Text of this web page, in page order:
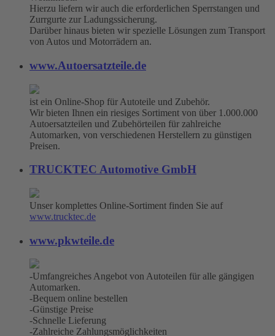
Hierzu liefern wir auch die erforderlichen Sperrstangen und
Zurrgurte zur Ladungssicherung.
Darüber hinaus bieten wir spezielle Lösungen zum Transport
von Autos und Motorrädern an.
www.Autoersatzteile.de
ist ein Online-Shop für Autoteile und Zubehör.
Wir bieten Ihnen ein riesiges Sortiment von über 1.000.000
Autoersatzteilen und Zubehörteilen für zahlreiche
Automarken, von verschiedenen Herstellern zu günstigen
Preisen.
TRUCKTEC Automotive GmbH
Unser komplettes Online-Sortiment finden Sie auf
www.trucktec.de
www.pkwteile.de
-Umfangreiches Angebot von Autoteilen für alle gängigen
Automarken.
-Bequem online bestellen
-Günstige Preise
-Schnelle Lieferung
-Zahlreiche Zahlungsmöglichkeiten